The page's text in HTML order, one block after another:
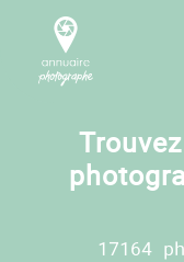
17164